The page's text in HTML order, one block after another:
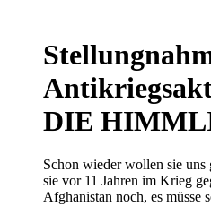
DIE
Schon wieder wollen sie uns
sie vor 11 Jahren im Krieg
Afghanistan noch, es müsse